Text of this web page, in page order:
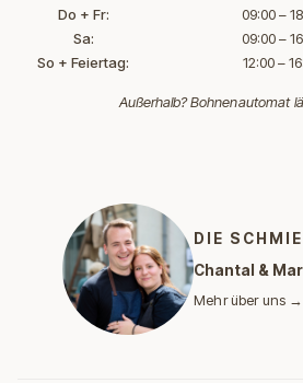
Do + Fr:
09:00 –
Sa:
09:00 –
So + Feiertag:
12:00 –
Außerhalb?Bohnenautomat
DIE
Chantal &
Mehr über uns →